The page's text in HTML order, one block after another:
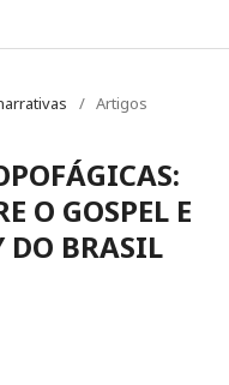
/ Artigos
O GOSPEL E
DO BRASIL